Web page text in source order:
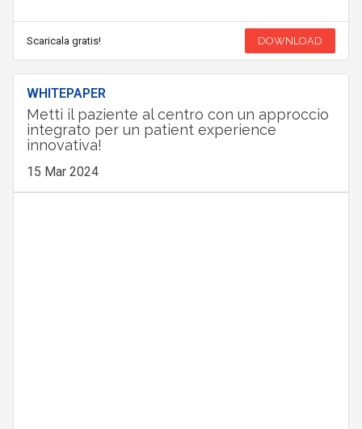
Scaricala gratis! DOWNLOAD
WHITEPAPER
Metti il paziente al centro con un approccio
integrato per un patient experience
innovativa!
15 Mar 2024